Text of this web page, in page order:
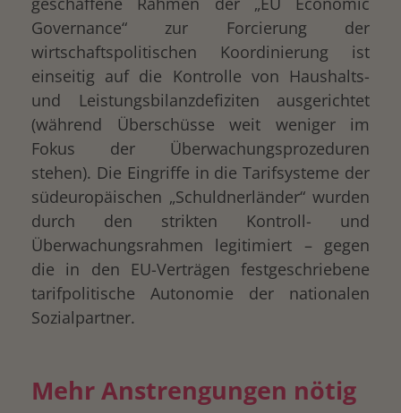
Governance“ zur Forcierung der
wirtschaftspolitischen Koordinierung ist
einseitig auf die Kontrolle von Haushalts-
und Leistungsbilanzdefiziten ausgerichtet
(während Überschüsse weit weniger im
Fokus der Überwachungsprozeduren
stehen). Die Eingriffe in die Tarifsysteme der
südeuropäischen „Schuldnerländer“ wurden
durch den strikten Kontroll- und
Überwachungsrahmen legitimiert – gegen
die in den EU-Verträgen festgeschriebene
tarifpolitische Autonomie der nationalen
Sozialpartner.
Mehr Anstrengungen nötig